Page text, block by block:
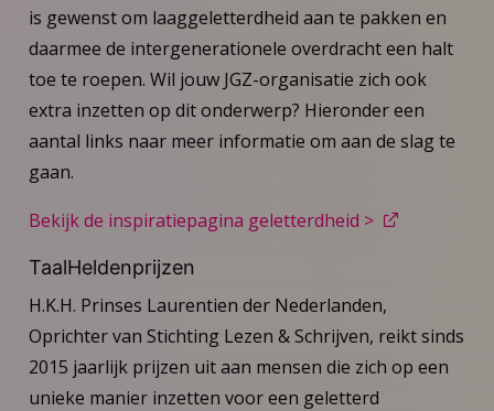
is gewenst om laaggeletterdheid aan te pakken en
daarmee de intergenerationele overdracht een halt
toe te roepen. Wil jouw JGZ-organisatie zich ook
extra inzetten op dit onderwerp? Hieronder een
aantal links naar meer informatie om aan de slag te
gaan.
Bekijk de inspiratiepagina geletterdheid >
TaalHeldenprijzen
H.K.H. Prinses Laurentien der Nederlanden,
Oprichter van Stichting Lezen & Schrijven, reikt sinds
2015 jaarlijk prijzen uit aan mensen die zich op een
unieke manier inzetten voor een geletterd